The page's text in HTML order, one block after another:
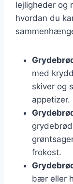
lejligheder og
hvordan du
med
skiver og
appetizer.
frokost.
bær eller